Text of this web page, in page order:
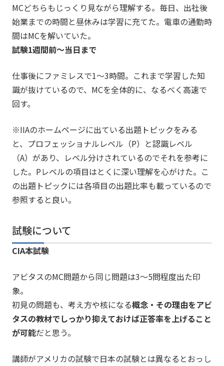
MCどちらもじっくり見ながら理解する。毎日、出社後
始業までの時間と昼休みは学習に充てた。電車の通勤時
間はMCを解いていた。
試験1週間前～当日まで
仕事後にファミレスで1～3時間。これまで学習した知
識が抜けているので、MCを全体的に、なるべく高速で
回す。
※IIAのホームページに出ている出題トピックをみる
と、プロフェッショナルレベル（P）と認識レベル
（A）があり、レベル分けされているのでそれを参考に
した。Pレベルの項目はとくに深い理解を心がけた。こ
の出題トピックには各項目の出題比率も載っているので
参照すると良い。
試験について
CIA本試験
アビタスのMC問題から同じ問題は3～5問程度出た印
象。
初見の問題も、考え方や核になる概念・その理由をアビ
タスの教材でしっかり抑えておけば正答率を上げること
が可能だと思う。
講師がアメリカの試験で日本の試験とは異なるとおっし